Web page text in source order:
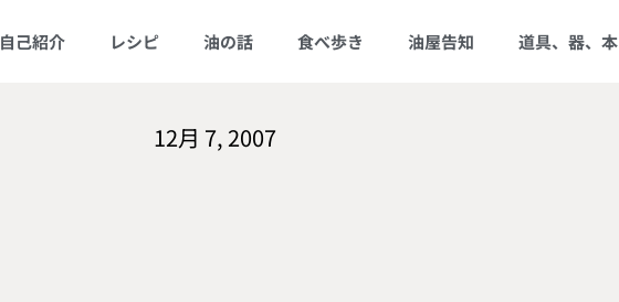
自己紹介 レシピ 油の話 食べ歩き 油屋告知 道具、器、本
12月 7, 2007